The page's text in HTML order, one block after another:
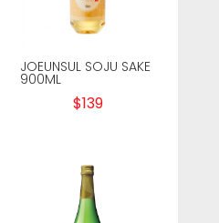
JOEUNSUL SOJU SAKE
900ML
$139